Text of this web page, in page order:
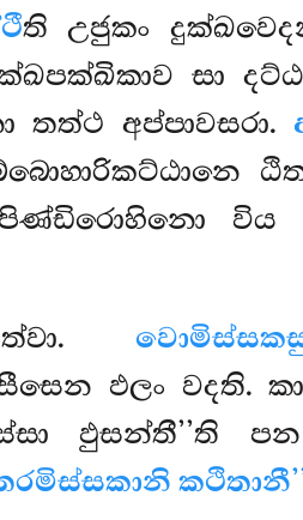
ති උජුකං
සා
තත්ථ අප්පාවසරා.
විය
ඵලං වදති.
ඵුසන්තී’’ති